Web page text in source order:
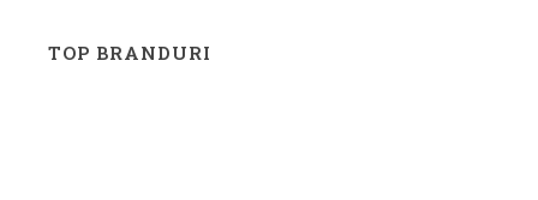
TOP BRANDURI